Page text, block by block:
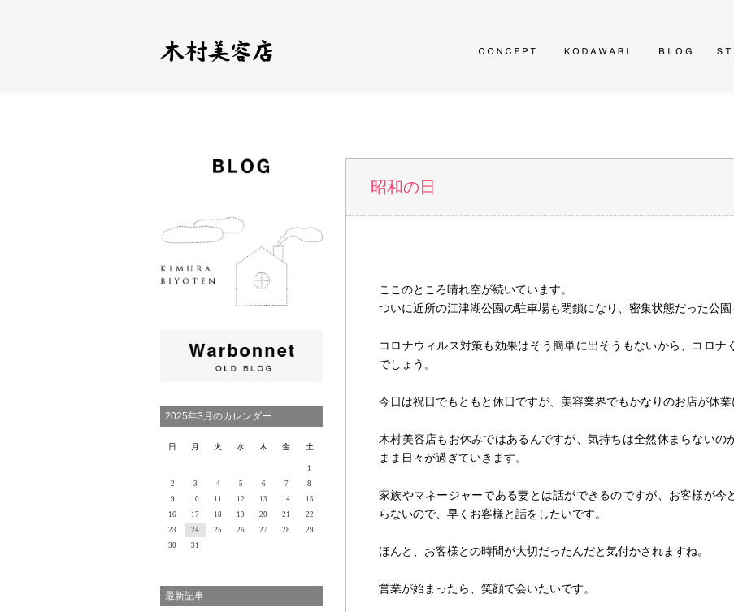
2025年3月のカレンダー
日 月 火 水 木 金 土
1
2
3 4 5 6 7
8
9
10 11 12 13 14
15
16
17 18 19 20 21
22
23
24 25 26 27 28
29
30
31
最新記事
昭和の日
ここのところ晴れ空が続いています。
ついに近所の江津湖公園の駐車場も閉鎖になり、密集状態だった公園
コロナウィルス対策も効果はそう簡単に出そうもないから、コロナ
でしょう。
今日は祝日でもともと休日ですが、美容業界でもかなりのお店が休業
木村美容店もお休みではあるんですが、気持ちは全然休まらないの
まま日々が過ぎていきます。
家族やマネージャーである妻とは話ができるのですが、お客様が今
らないので、早くお客様と話をしたいです。
ほんと、お客様との時間が大切だったんだと気付かされますね。
営業が始まったら、笑顔で会いたいです。